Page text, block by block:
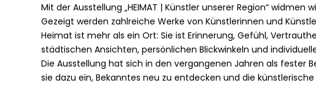
Mit der Ausstellung „HEIMAT | Künstler unserer Region“
Gezeigt werden zahlreiche Werke von Künstlerinnen und
Heimat ist mehr als ein Ort: Sie ist Erinnerung, Gefühl,
städtischen Ansichten, persönlichen Blickwinkeln und
Die Ausstellung hat sich in den vergangenen Jahren als fester
sie dazu ein, Bekanntes neu zu entdecken und die